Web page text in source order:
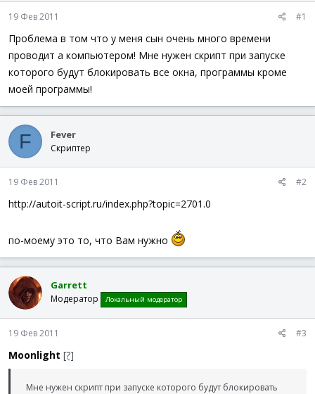
а
19 Фев 2011 #1
Проблема в том что у меня сын очень много времени
проводит а компьютером! Мне нужен скрипт при запуске
которого будут блокировать все окна, программы кроме
моей программы!
F Fever
Скриптер
19 Фев 2011 #2
http://autoit-script.ru/index.php?topic=2701.0
по-моему это то, что Вам нужно
Garrett
Модератор Локальный модератор
19 Фев 2011 #3
Moonlight [?]
Мне нужен скрипт при запуске которого будут блокировать